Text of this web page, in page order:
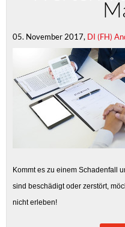
05. November 2017, DI (FH)
Kommt es zu einem Schadenfall
sind beschädigt oder zerstört,
nicht erleben!